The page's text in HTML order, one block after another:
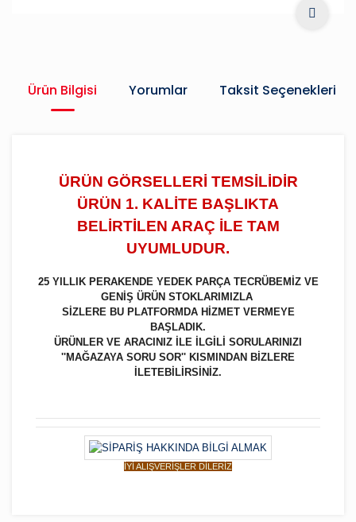
Ürün Bilgisi Yorumlar Taksit Seçenekleri
ÜRÜN GÖRSELLERİ TEMSİLİDİR
ÜRÜN 1. KALİTE BAŞLIKTA
BELİRTİLEN ARAÇ İLE TAM
UYUMLUDUR.
25 YILLIK PERAKENDE YEDEK PARÇA TECRÜBEMİZ VE
GENİŞ ÜRÜN STOKLARIMIZLA
SİZLERE BU PLATFORMDA HİZMET VERMEYE
BAŞLADIK.
ÜRÜNLER VE ARACINIZ İLE İLGİLİ SORULARINIZI
''MAĞAZAYA SORU SOR'' KISMINDAN BİZLERE
İLETEBİLİRSİNİZ.
İYİ ALIŞVERİŞLER DİLERİZ